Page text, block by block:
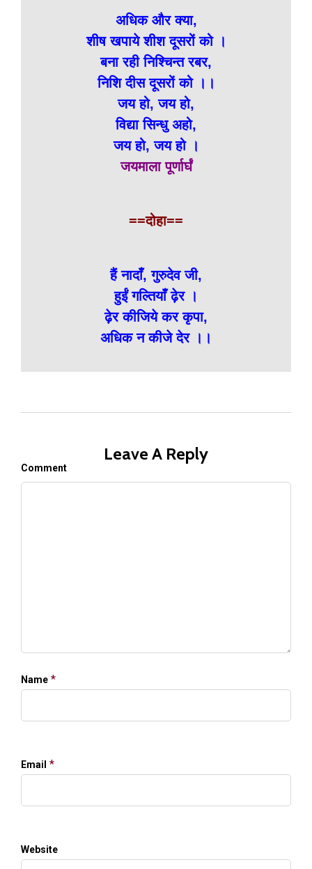
अधिक और क्या,
शीष खपाये शीश दूसरों को ।
बना रही निश्चिन्त रबर,
निशि दीस दूसरों को ।।
जय हो, जय हो,
विद्या सिन्धु अहो,
जय हो, जय हो ।
जयमाला पूर्णार्घं
==दोहा==
हैं नादाँ, गुरुदेव जी,
हुईं गल्तियाँ ढ़ेर ।
ढ़ेर कीजिये कर कृपा,
अधिक न कीजे देर ।।
Leave A Reply
Comment
Name *
Email *
Website